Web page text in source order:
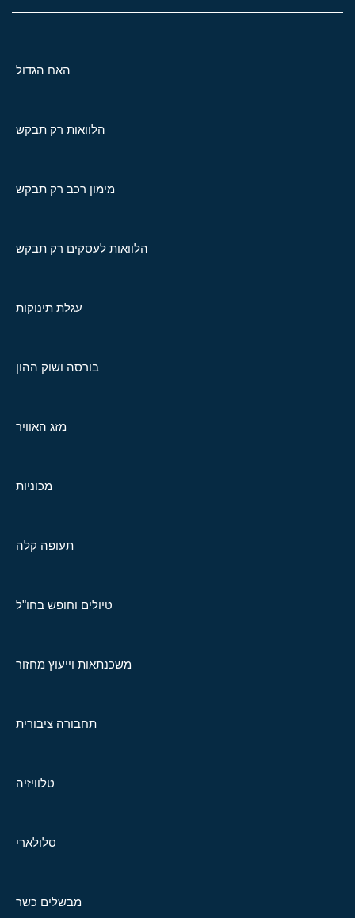
האח הגדול
הלוואות רק תבקש
מימון רכב רק תבקש
הלוואות לעסקים רק תבקש
עגלת תינוקות
בורסה ושוק ההון
מזג האוויר
מכוניות
תעופה קלה
טיולים וחופש בחו"ל
משכנתאות וייעוץ מחזור
תחבורה ציבורית
טלוויזיה
סלולארי
מבשלים כשר